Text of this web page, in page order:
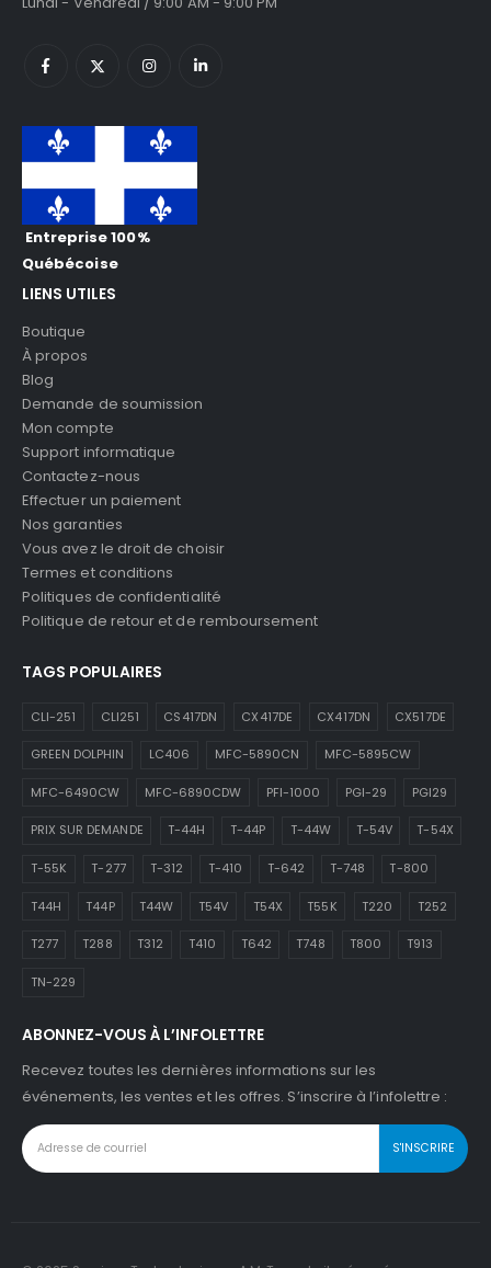
Entreprise 100%
Québécoise
LIENS UTILES
Boutique
À propos
Blog
Demande de soumission
Mon compte
Support informatique
Contactez-nous
Effectuer un paiement
Nos garanties
Vous avez le droit de choisir
Termes et conditions
Politiques de confidentialité
Politique de retour et de remboursement
TAGS POPULAIRES
CLI-251 CLI251 CS417DN CX417DE CX417DN CX517DE
GREEN DOLPHIN LC406 MFC-5890CN MFC-5895CW
MFC-6490CW MFC-6890CDW PFI-1000 PGI-29 PGI29
PRIX SUR DEMANDE T-44H T-44P T-44W T-54V T-54X
T-55K T-277 T-312 T-410 T-642 T-748 T-800
T44H T44P T44W T54V T54X T55K T220 T252
T277 T288 T312 T410 T642 T748 T800 T913
TN-229
ABONNEZ-VOUS À L’INFOLETTRE
Recevez toutes les dernières informations sur les
événements, les ventes et les offres. S’inscrire à l’infolettre :